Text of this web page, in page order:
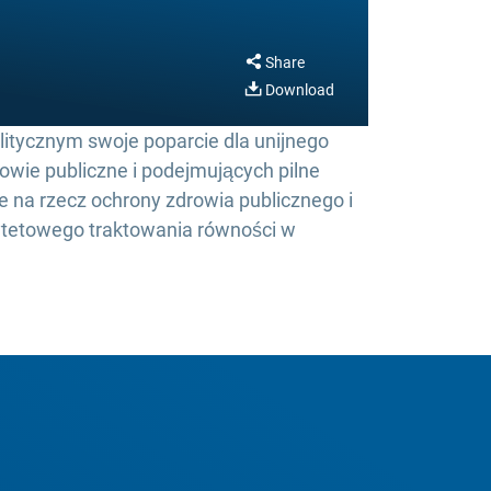
Share
Download
swoje poparcie dla unijnego
publiczne i podejmujących pilne
rzecz ochrony zdrowia publicznego i
traktowania równości w